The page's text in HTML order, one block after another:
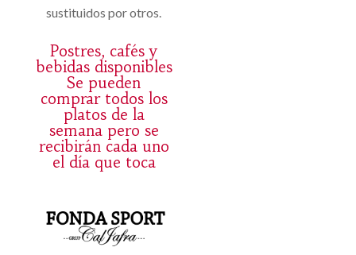
sustituidos por otros.
Postres, cafés y
bebidas disponibles
Se pueden
comprar todos los
platos de la
semana pero se
recibirán cada uno
el día que toca